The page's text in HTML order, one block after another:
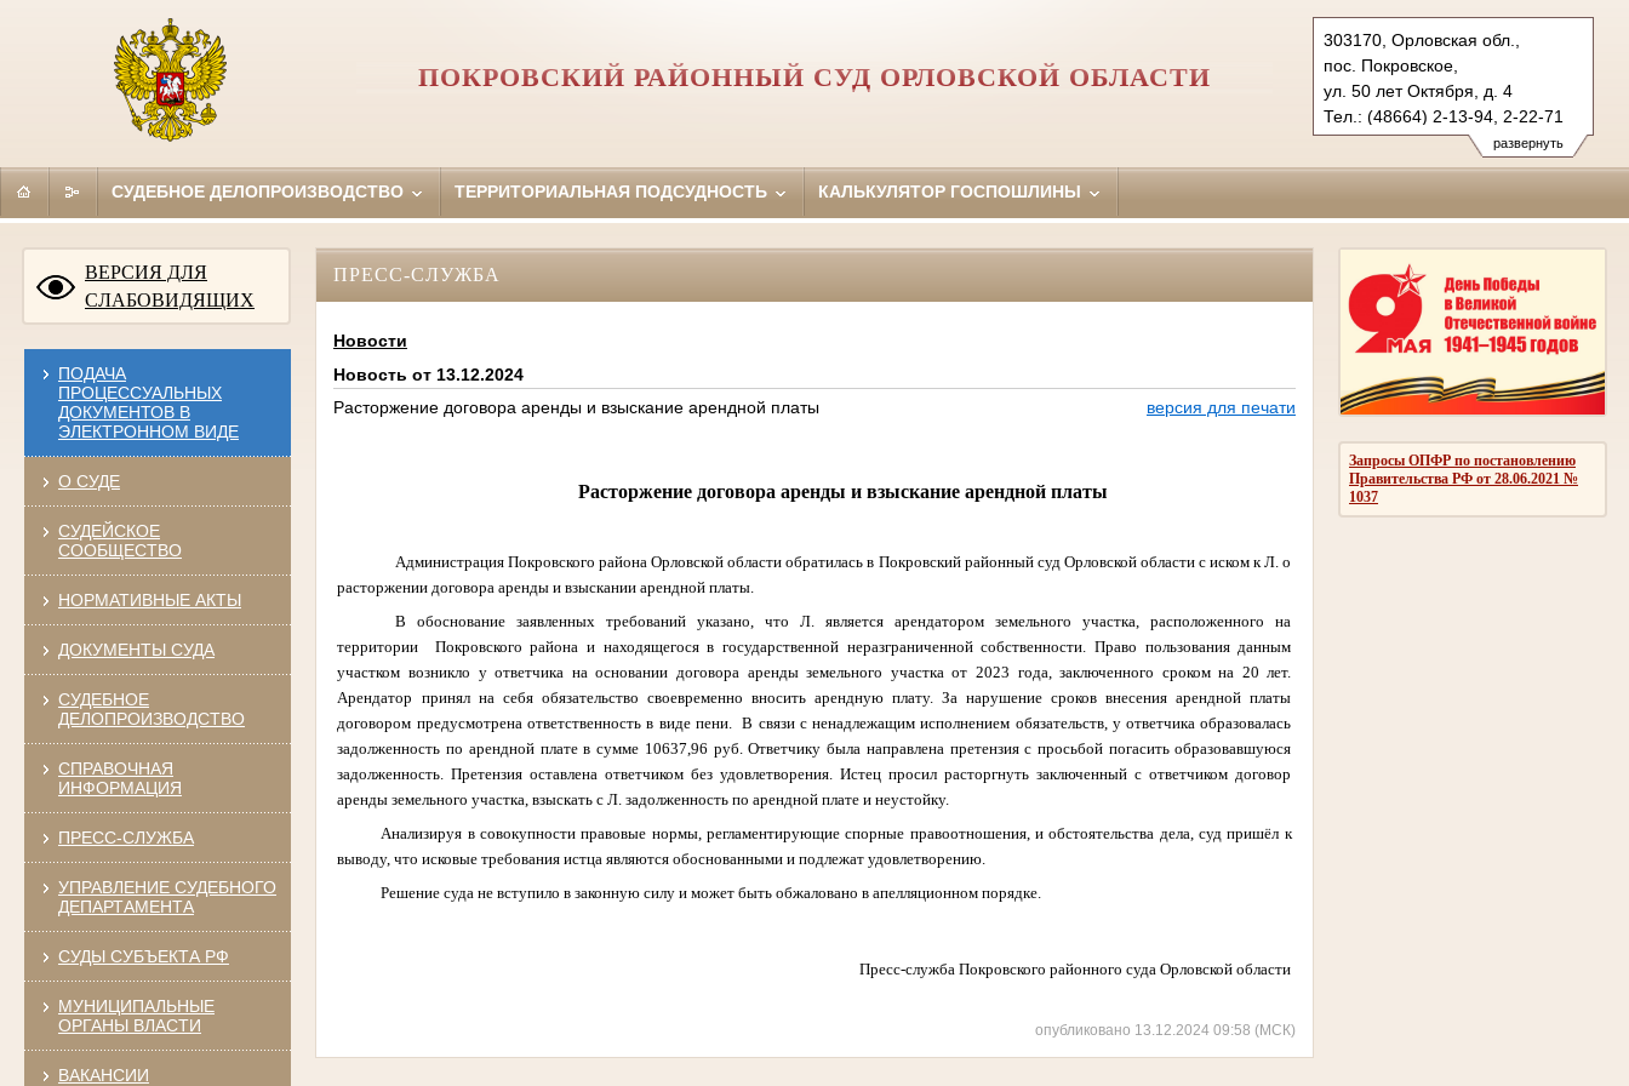
развернуть
303170, Орловская обл.,
пос. Покровское,
ул. 50 лет Октября, д. 4
Тел.: (48664) 2-13-94, 2-22-71
pokrovsky.orl@sudrf.ru
ПОКРОВСКИЙ РАЙОННЫЙ СУД ОРЛОВCКОЙ ОБЛАСТИ
СУДЕБНОЕ ДЕЛОПРОИЗВОДСТВО ТЕРРИТОРИАЛЬНАЯ ПОДСУДНОСТЬ КАЛЬКУЛЯТОР ГОСПОШЛИНЫ
ВЕРСИЯ ДЛЯ
СЛАБОВИДЯЩИХ
ПОДАЧА
ПРОЦЕССУАЛЬНЫХ
ДОКУМЕНТОВ В
ЭЛЕКТРОННОМ ВИДЕ
О СУДЕ
СУДЕЙСКОЕ
СООБЩЕСТВО
НОРМАТИВНЫЕ АКТЫ
ДОКУМЕНТЫ СУДА
СУДЕБНОЕ
ДЕЛОПРОИЗВОДСТВО
СПРАВОЧНАЯ
ИНФОРМАЦИЯ
ПРЕСС-СЛУЖБА
УПРАВЛЕНИЕ СУДЕБНОГО
ДЕПАРТАМЕНТА
СУДЫ СУБЪЕКТА РФ
МУНИЦИПАЛЬНЫЕ
ОРГАНЫ ВЛАСТИ
ВАКАНСИИ
Запросы ОПФР по постановлению
Правительства РФ от 28.06.2021 №
1037
ПРЕСС-СЛУЖБА
Новости
Новость от 13.12.2024
Расторжение договора аренды и взыскание арендной платы
версия для печати
Расторжение договора аренды и взыскание арендной платы
Администрация Покровского района Орловской области обратилась в Покровский районный суд Орловской области с иском к Л. о
расторжении договора аренды и взыскании арендной платы.
В обоснование заявленных требований указано, что Л. является арендатором земельного участка, расположенного на
территории Покровского района и находящегося в государственной неразграниченной собственности. Право пользования данным
участком возникло у ответчика на основании договора аренды земельного участка от 2023 года, заключенного сроком на 20 лет.
Арендатор принял на себя обязательство своевременно вносить арендную плату. За нарушение сроков внесения арендной платы
договором предусмотрена ответственность в виде пени. В связи с ненадлежащим исполнением обязательств, у ответчика образовалась
задолженность по арендной плате в сумме 10637,96 руб. Ответчику была направлена претензия с просьбой погасить образовавшуюся
задолженность. Претензия оставлена ответчиком без удовлетворения. Истец просил расторгнуть заключенный с ответчиком договор
аренды земельного участка, взыскать с Л. задолженность по арендной плате и неустойку.
Анализируя в совокупности правовые нормы, регламентирующие спорные правоотношения, и обстоятельства дела, суд пришёл к
выводу, что исковые требования истца являются обоснованными и подлежат удовлетворению.
Решение суда не вступило в законную силу и может быть обжаловано в апелляционном порядке.
Пресс-служба Покровского районного суда Орловской области
опубликовано 13.12.2024 09:58 (МСК)